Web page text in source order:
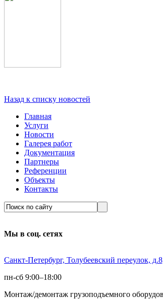
Назад к списку новостей
Главная
Услуги
Новости
Галерея работ
Документация
Партнеры
Референции
Объекты
Контакты
Мы в соц. сетях
Санкт-Петербург, Толубеевский переулок,
пн-сб 9:00–18:00
Монтаж/демонтаж грузоподъемного